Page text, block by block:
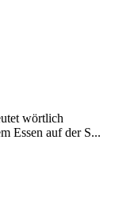
wörtlich
Essen auf der S...